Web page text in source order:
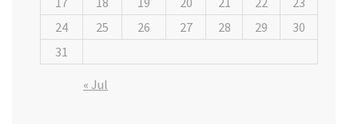
24
25 26 27 28 29
30
31
« Jul